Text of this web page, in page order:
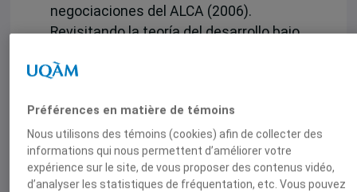
negociaciones del ALCA (2006).
Revisitando la teoría del desarrollo bajo
inversión extranjera directa bajo el
grja@xanum.uam.mx
http://www.ceim.uqam.ca
Préférences en matière de témoins
Nous utilisons des témoins (cookies) afin de collecter des
informations qui nous permettent d’améliorer votre
expérience sur le site, de vous proposer des contenus vidéo,
d’analyser les statistiques de fréquentation, etc. Vous pouvez